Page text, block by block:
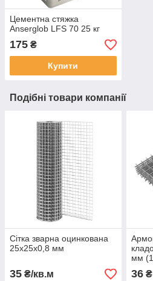
Цементна стяжка
Anserglob LFS 70 25 кг
175 ₴
Купити
Подібні товари компанії
Сітка зварна оцинкована
25х25х0,8 мм
35 ₴/кв.м
мм
36₴